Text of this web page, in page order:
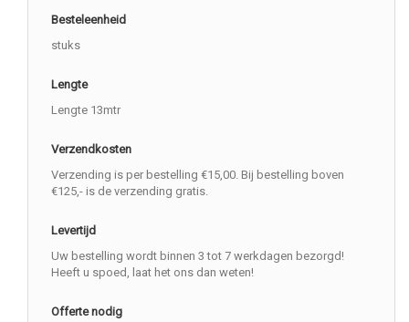
Besteleenheid
stuks
Lengte
Lengte 13mtr
Verzendkosten
Verzending is per bestelling €15,00. Bij bestelling boven
€125,- is de verzending gratis.
Levertijd
Uw bestelling wordt binnen 3 tot 7 werkdagen bezorgd!
Heeft u spoed, laat het ons dan weten!
Offerte nodig